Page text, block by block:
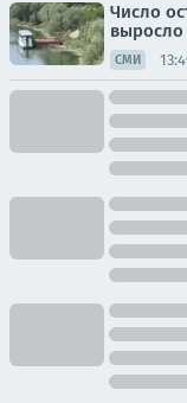
Число
выросло
СМИ